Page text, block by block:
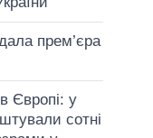
прем’єра
Європі: у
сотні